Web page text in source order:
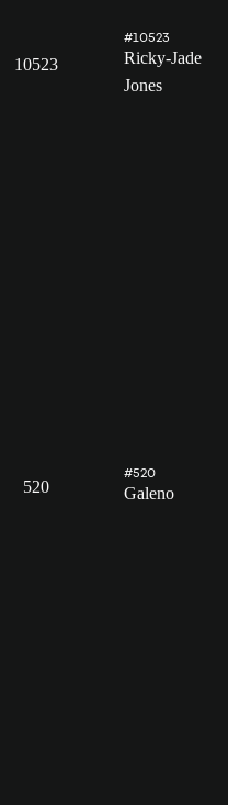
10523
#10523
Ricky-Jade
Jones
520
#520
Galeno